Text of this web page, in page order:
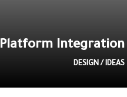
Platform Integration
DESIGN / IDEAS